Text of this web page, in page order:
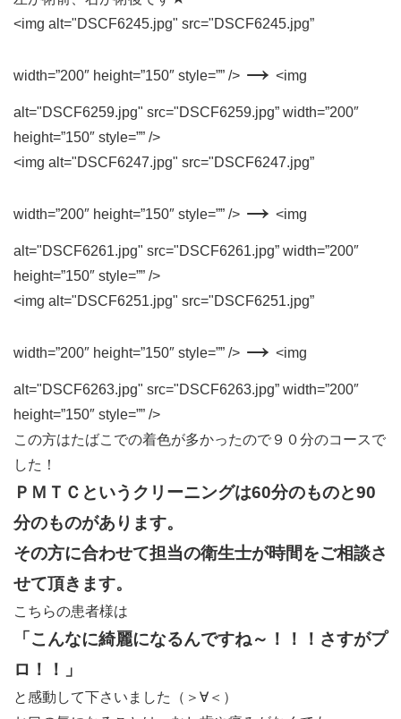
<img alt="DSCF6245.jpg" src="DSCF6245.jpg”
width=”200″ height=”150″ style=”” /> → <img
alt="DSCF6259.jpg" src="DSCF6259.jpg” width=”200″
height=”150″ style=”” />
<img alt="DSCF6247.jpg" src="DSCF6247.jpg”
width=”200″ height=”150″ style=”” /> → <img
alt="DSCF6261.jpg" src="DSCF6261.jpg” width=”200″
height=”150″ style=”” />
<img alt="DSCF6251.jpg" src="DSCF6251.jpg”
width=”200″ height=”150″ style=”” /> → <img
alt="DSCF6263.jpg" src="DSCF6263.jpg” width=”200″
height=”150″ style=”” />
この方はたばこでの着色が多かったので９０分のコースで
した！
ＰＭＴＣというクリーニングは60分のものと90
分のものがあります。
その方に合わせて担当の衛生士が時間をご相談さ
せて頂きます。
こちらの患者様は
「こんなに綺麗になるんですね～！！！さすがプ
ロ！！」
と感動して下さいました（＞∀＜）